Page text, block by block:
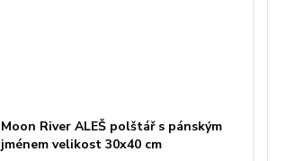
Moon River ALEŠ polštář s pánským
jménem velikost 30x40 cm